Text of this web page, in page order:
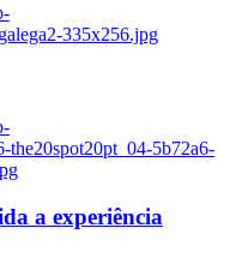
335x256.jpg
the20spot20pt_04-5b72a6-
a experiência